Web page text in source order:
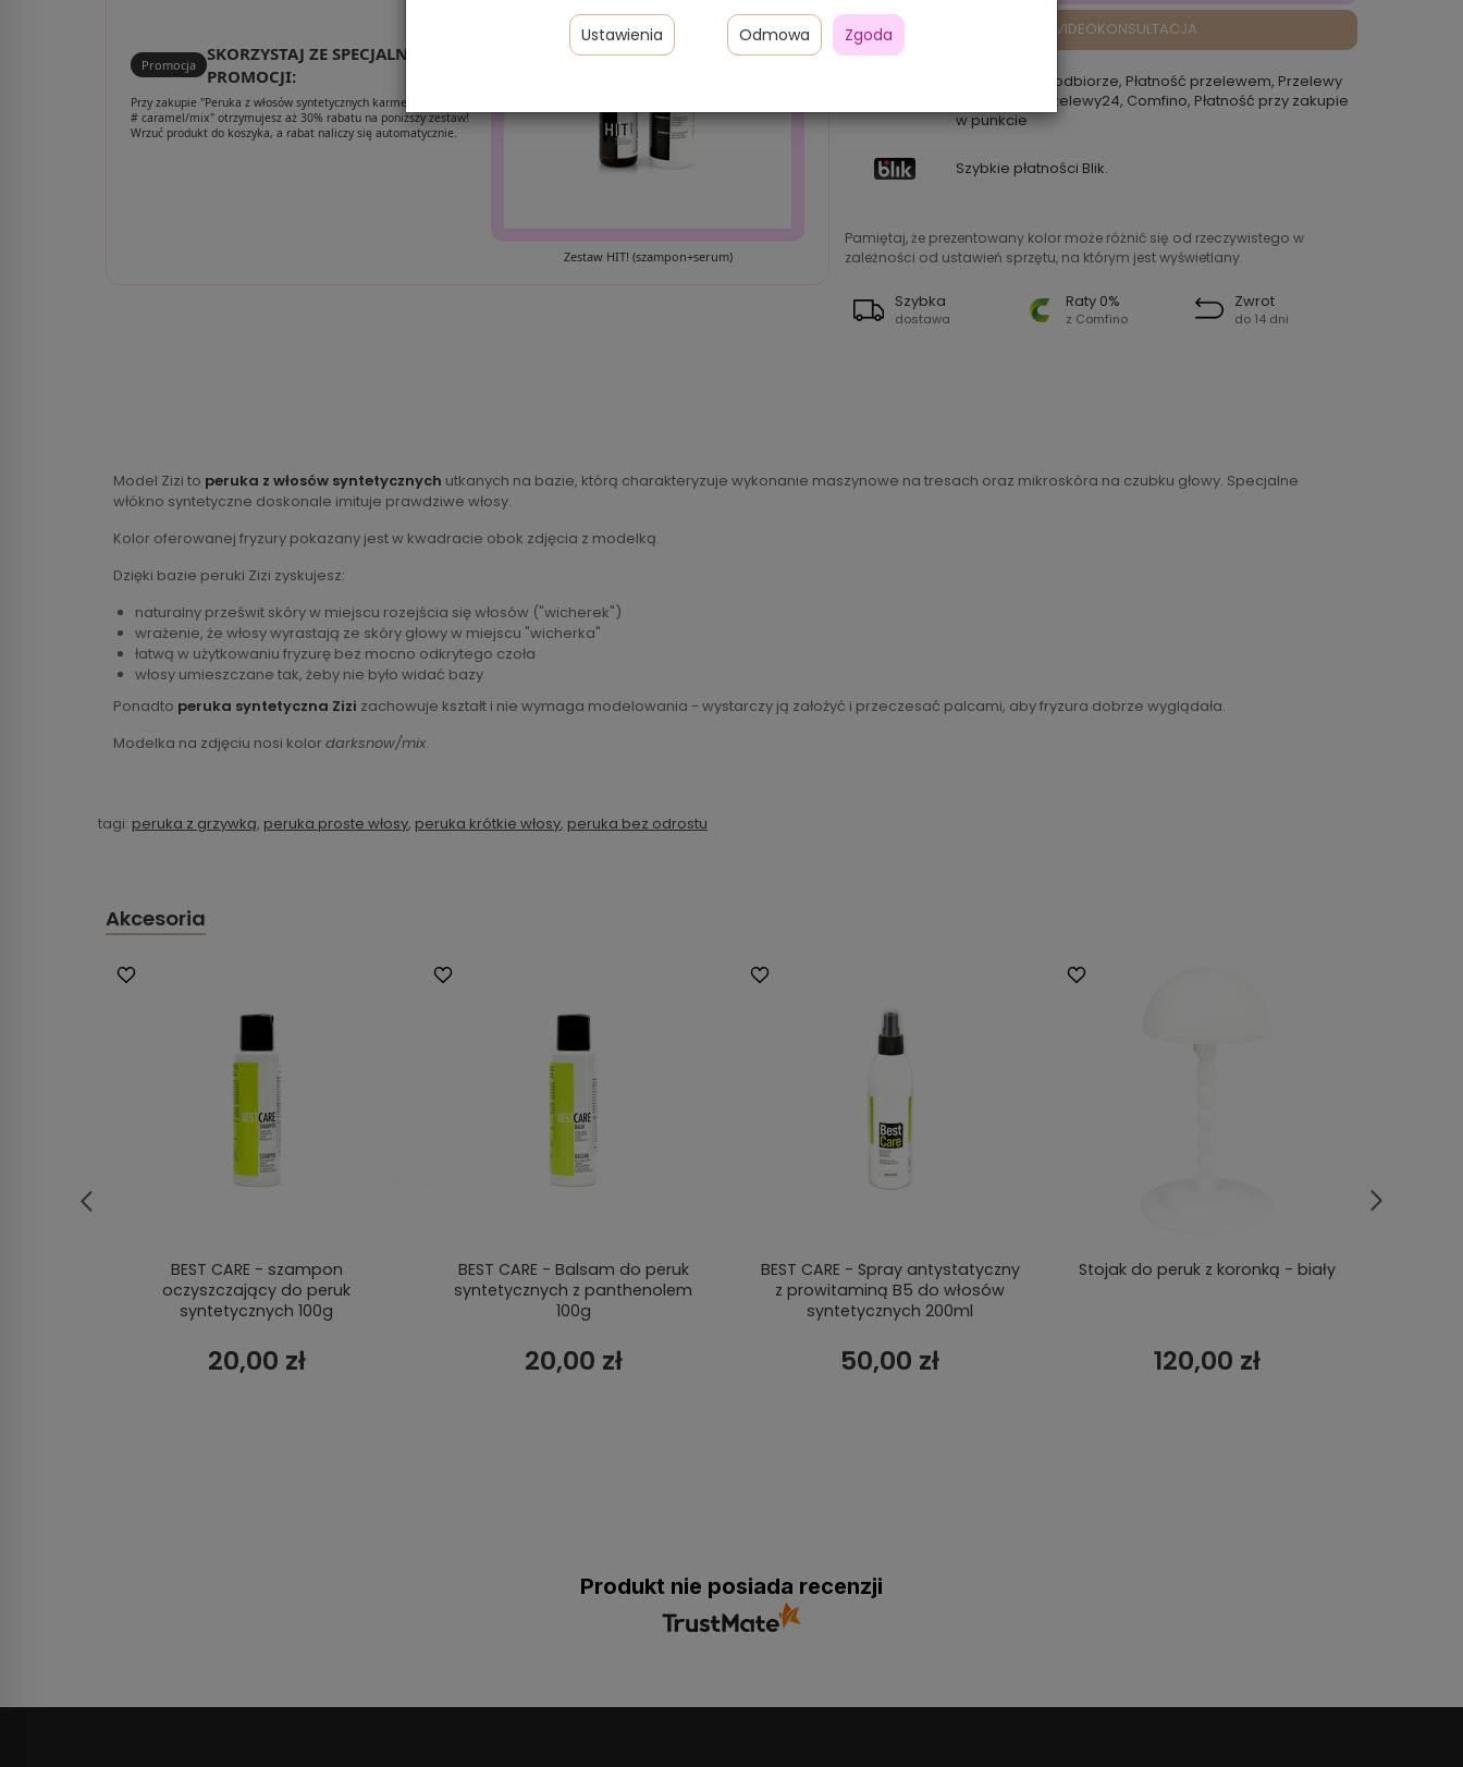
Promocja
SKORZYSTAJ ZE SPECJALNEJ
PROMOCJI:
Przy zakupie "Peruka z włosów syntetycznych karmelowy blond ZIZI
# caramel/mix" otrzymujesz aż 30% rabatu na poniższy zestaw!
Wrzuć produkt do koszyka, a rabat naliczy się automatycznie.
Zestaw HIT! (szampon+serum)
VIDEOKONSULTACJA
Płatność przy odbiorze, Płatność przelewem, Przelewy
24 Rokoko, Przelewy24, Comfino, Płatność przy zakupie
w punkcie
Szybkie płatności Blik.
Pamiętaj, że prezentowany kolor może różnić się od rzeczywistego w
zależności od ustawień sprzętu, na którym jest wyświetlany.
Szybka
dostawa
Raty 0%
z Comfino
Zwrot
do 14 dni
Model Zizi to peruka z włosów syntetycznych utkanych na bazie, którą charakteryzuje wykonanie maszynowe na tresach oraz mikroskóra na czubku głowy. Specjalne
włókno syntetyczne doskonale imituje prawdziwe włosy.
Kolor oferowanej fryzury pokazany jest w kwadracie obok zdjęcia z modelką.
Dzięki bazie peruki Zizi zyskujesz:
naturalny prześwit skóry w miejscu rozejścia się włosów ("wicherek")
wrażenie, że włosy wyrastają ze skóry głowy w miejscu "wicherka"
łatwą w użytkowaniu fryzurę bez mocno odkrytego czoła
włosy umieszczane tak, żeby nie było widać bazy
Ponadto peruka syntetyczna Zizi zachowuje kształt i nie wymaga modelowania - wystarczy ją założyć i przeczesać palcami, aby fryzura dobrze wyglądała.
Modelka na zdjęciu nosi kolor darksnow/mix.
tagi: peruka z grzywką, peruka proste włosy, peruka krótkie włosy, peruka bez odrostu
Akcesoria
BEST CARE - szampon
oczyszczający do peruk
syntetycznych 100g
20,00 zł
BEST CARE - Balsam do peruk
syntetycznych z panthenolem
100g
20,00 zł
BEST CARE - Spray antystatyczny
z prowitaminą B5 do włosów
syntetycznych 200ml
50,00 zł
Stojak do peruk z koronką - biały
120,00 zł
Produkt nie posiada recenzji
Ustawienia Odmowa Zgoda